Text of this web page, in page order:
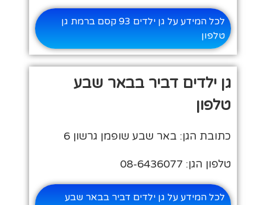
לכל המידע על גן ילדים 93 קסם ברמת גן
טלפון
גן ילדים דביר בבאר שבע
טלפון
כתובת הגן: באר שבע שופמן גרשון 6
טלפון הגן: 08-6436077
לכל המידע על גן ילדים דביר בבאר שבע